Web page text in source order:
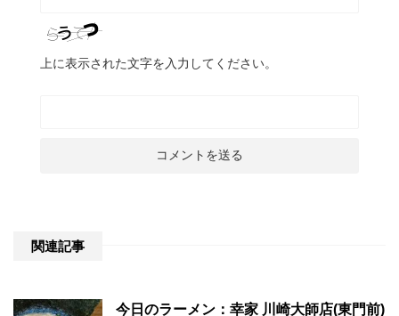
上に表示された文字を入力してください。
関連記事
今日のラーメン：幸家 川崎大師店(東門前)